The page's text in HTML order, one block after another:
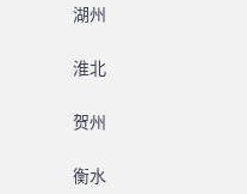
湖州
淮北
贺州
衡水